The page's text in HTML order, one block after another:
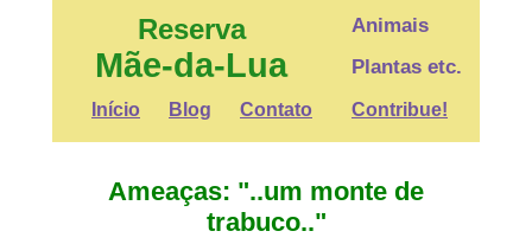
Reserva
Mãe-da-Lua
Início Blog Contato
Animais
Plantas etc.
Contribue!
Ameaças: "..um monte de
trabuco.."